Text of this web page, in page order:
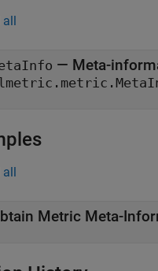
all
— Meta-
all
Metric Meta-